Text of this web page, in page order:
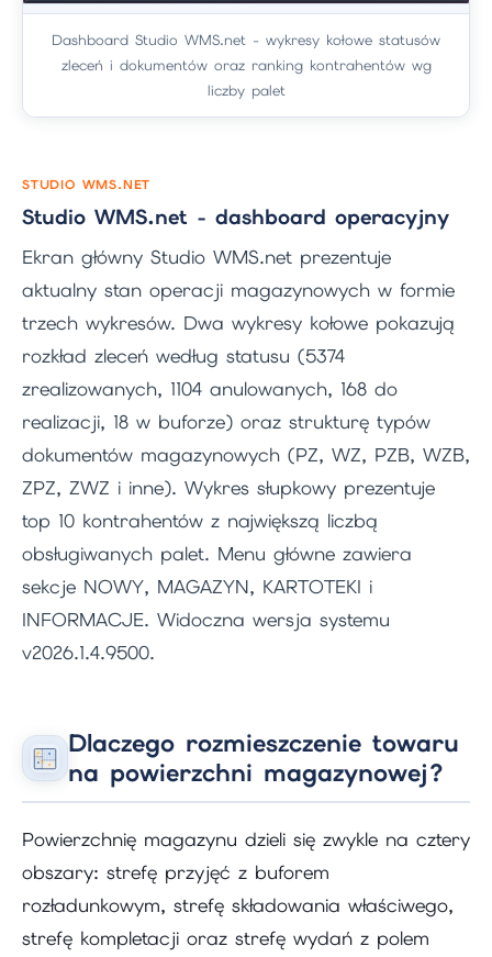
Dashboard Studio WMS.net - wykresy kołowe statusów
zleceń i dokumentów oraz ranking kontrahentów wg
liczby palet
STUDIO WMS.NET
Studio WMS.net - dashboard operacyjny
Ekran główny Studio WMS.net prezentuje
aktualny stan operacji magazynowych w formie
trzech wykresów. Dwa wykresy kołowe pokazują
rozkład zleceń według statusu (5374
zrealizowanych, 1104 anulowanych, 168 do
realizacji, 18 w buforze) oraz strukturę typów
dokumentów magazynowych (PZ, WZ, PZB, WZB,
ZPZ, ZWZ i inne). Wykres słupkowy prezentuje
top 10 kontrahentów z największą liczbą
obsługiwanych palet. Menu główne zawiera
sekcje NOWY, MAGAZYN, KARTOTEKI i
INFORMACJE. Widoczna wersja systemu
v2026.1.4.9500.
Dlaczego rozmieszczenie towaru
na powierzchni magazynowej?
Powierzchnię magazynu dzieli się zwykle na cztery
obszary: strefę przyjęć z buforem
rozładunkowym, strefę składowania właściwego,
strefę kompletacji oraz strefę wydań z polem